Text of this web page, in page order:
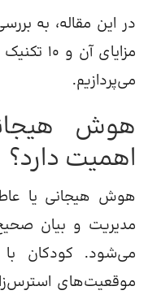
در این مقاله، به
می‌پردازیم.
هوش
اهمیت دارد؟
هوش هیجانی یا
مدیریت و بیان
می‌شود. کودکان
موقعیت‌های استرس‌زا